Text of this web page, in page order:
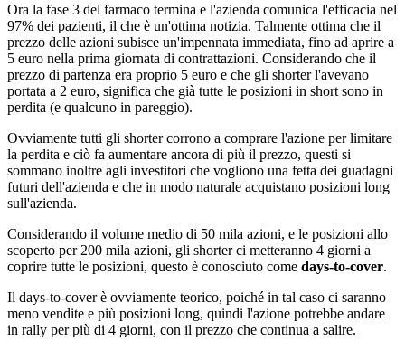
Ora la fase 3 del farmaco termina e l'azienda comunica l'efficacia nel
97% dei pazienti, il che è un'ottima notizia. Talmente ottima che il
prezzo delle azioni subisce un'impennata immediata, fino ad aprire a
5 euro nella prima giornata di contrattazioni. Considerando che il
prezzo di partenza era proprio 5 euro e che gli shorter l'avevano
portata a 2 euro, significa che già tutte le posizioni in short sono in
perdita (e qualcuno in pareggio).
Ovviamente tutti gli shorter corrono a comprare l'azione per limitare
la perdita e ciò fa aumentare ancora di più il prezzo, questi si
sommano inoltre agli investitori che vogliono una fetta dei guadagni
futuri dell'azienda e che in modo naturale acquistano posizioni long
sull'azienda.
Considerando il volume medio di 50 mila azioni, e le posizioni allo
scoperto per 200 mila azioni, gli shorter ci metteranno 4 giorni a
coprire tutte le posizioni, questo è conosciuto come days-to-cover.
Il days-to-cover è ovviamente teorico, poiché in tal caso ci saranno
meno vendite e più posizioni long, quindi l'azione potrebbe andare
in rally per più di 4 giorni, con il prezzo che continua a salire.